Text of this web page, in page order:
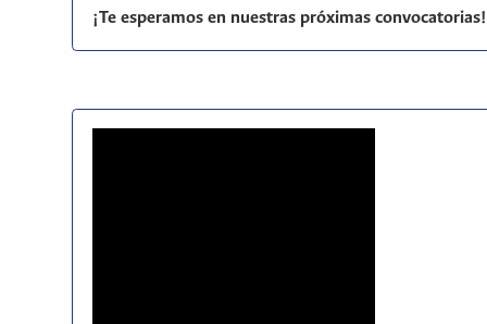
¡Te esperamos en nuestras próximas